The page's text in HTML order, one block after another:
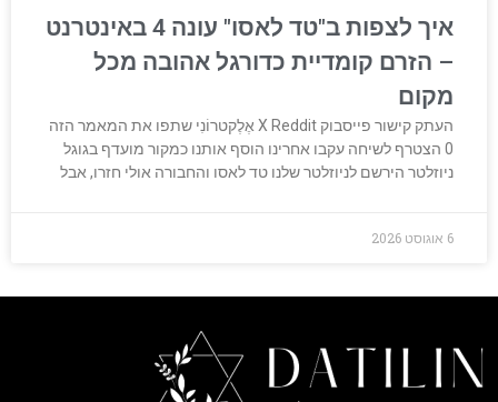
איך לצפות ב"טד לאסו" עונה 4 באינטרנט
– הזרם קומדיית כדורגל אהובה מכל
מקום
העתק קישור פייסבוק X Reddit אֶלֶקטרוֹנִי שתפו את המאמר הזה
0 הצטרף לשיחה עקבו אחרינו הוסף אותנו כמקור מועדף בגוגל
ניוזלטר הירשם לניוזלטר שלנו טד לאסו והחבורה אולי חזרו, אבל
6 אוגוסט 2026